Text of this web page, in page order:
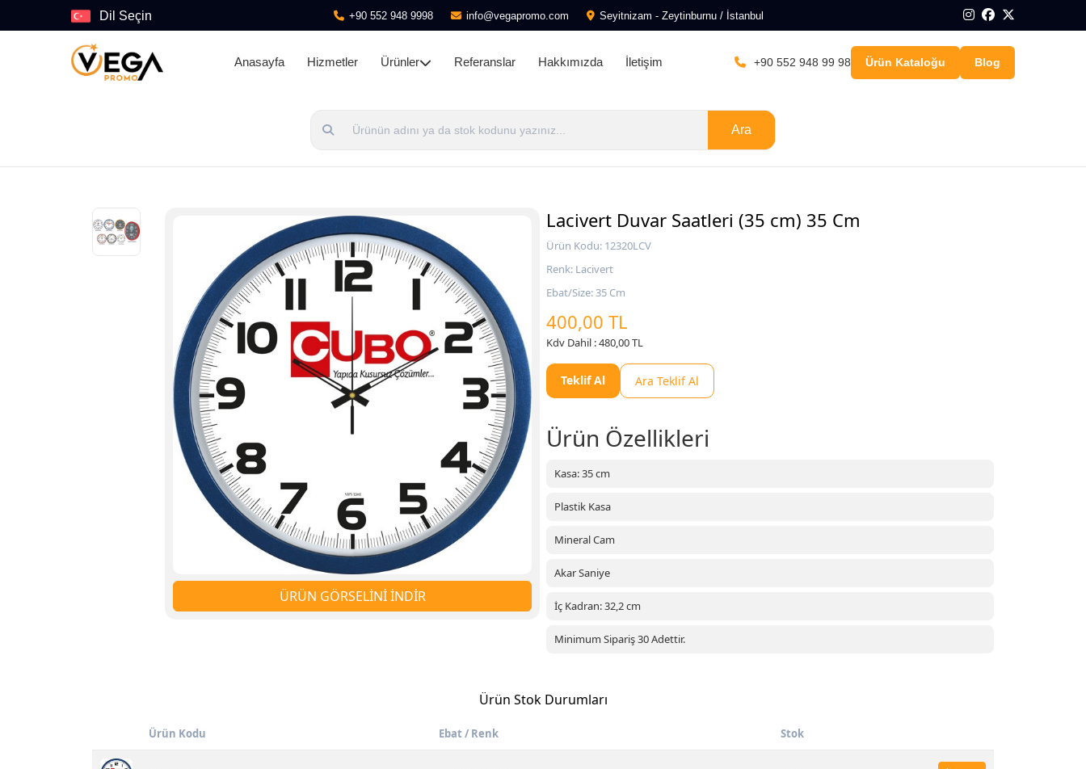
Dil Seçin +90 552 948 9998 info@vegapromo.com Seyitnizam - Zeytinburnu / İstanbul
Anasayfa Hizmetler Ürünler Referanslar Hakkımızda İletişim +90 552 948 99 98 Ürün Kataloğu Blog
Ara
ÜRÜN GÖRSELİNİ İNDİR
Lacivert Duvar Saatleri (35 cm) 35 Cm
Ürün Kodu: 12320LCV
Renk: Lacivert
Ebat/Size: 35 Cm
400,00 TL
Kdv Dahil : 480,00 TL
Teklif Al Ara Teklif Al
Ürün Özellikleri
Kasa: 35 cm
Plastik Kasa
Mineral Cam
Akar Saniye
İç Kadran: 32,2 cm
Minimum Sipariş 30 Adettir.
Ürün Stok Durumları
Ürün Kodu Ebat / Renk Stok